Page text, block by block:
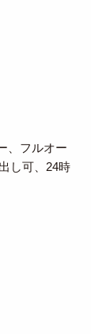
、フルオー
し可、24時